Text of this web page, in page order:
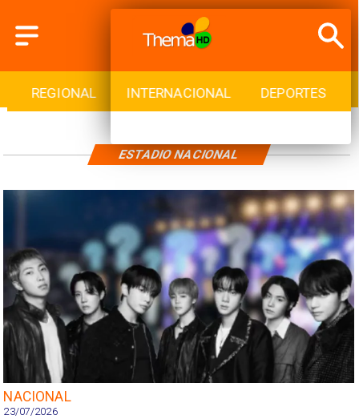
REGIONAL INTERNACIONAL DEPORTES
NACIONAL
23/07/2026
ESTADIO NACIONAL